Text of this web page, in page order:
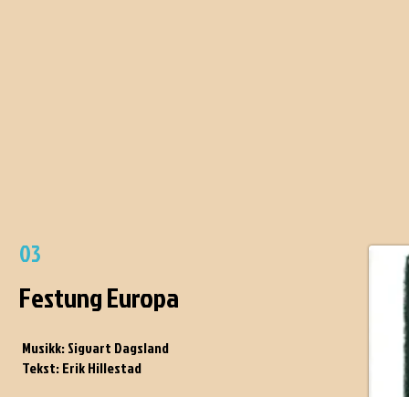
03
Festung Europa
Musikk: Sigvart Dagsland
Tekst: Erik Hillestad